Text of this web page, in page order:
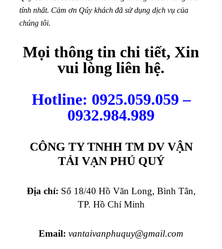
tính nhất. Cảm ơn Qúy khách đã sử dụng dịch vụ của
chúng tôi.
Mọi thông tin chi tiết, Xin
vui lòng liên hệ.
Hotline: 0925.059.059 –
0932.984.989
CÔNG TY TNHH TM DV VẬN
TẢI VẠN PHÚ QUÝ
Địa chỉ: Số 18/40 Hồ Văn Long, Bình Tân,
TP. Hồ Chí Minh
Email: vantaivanphuquy@gmail.com